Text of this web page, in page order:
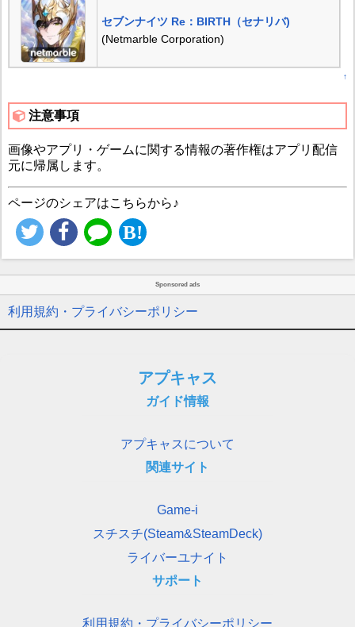
セブンナイツ Re：BIRTH（セナリバ)
(Netmarble Corporation)
↑
注意事項
画像やアプリ・ゲームに関する情報の著作権はアプリ配信
元に帰属します。
ページのシェアはこちらから♪
Sponsored ads
利用規約・プライバシーポリシー
アプキャス
ガイド情報
アプキャスについて
関連サイト
Game-i
スチスチ(Steam&SteamDeck)
ライバーユナイト
サポート
利用規約・プライバシーポリシー